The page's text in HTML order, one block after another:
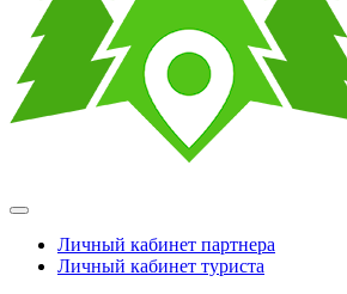
Личный кабинет партнера
Личный кабинет туриста